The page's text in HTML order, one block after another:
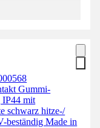
Gummi-
mit
schwarz hitze-/
beständig Made in